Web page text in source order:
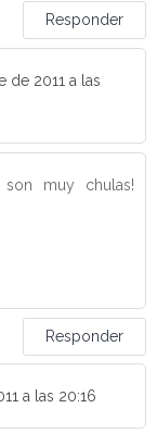
Responder
de 2011 a las
son muy chulas!
Responder
a las 20:16